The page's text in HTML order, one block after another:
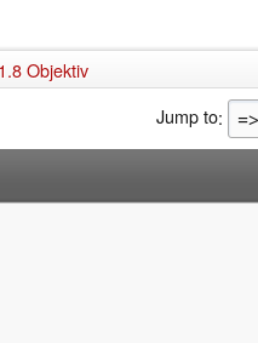
Objektiv
Jump to